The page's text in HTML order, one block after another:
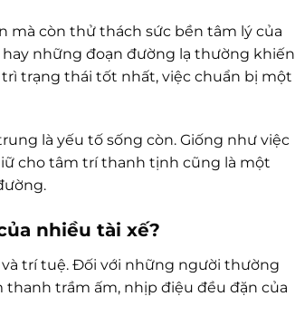
mà còn thử thách sức bền tâm lý của
những đoạn đường lạ thường khiến
trạng thái tốt nhất, việc chuẩn bị một
là yếu tố sống còn. Giống như việc
cho tâm trí thanh tịnh cũng là một
nhiều tài xế?
trí tuệ. Đối với những người thường
trầm ấm, nhịp điệu đều đặn của